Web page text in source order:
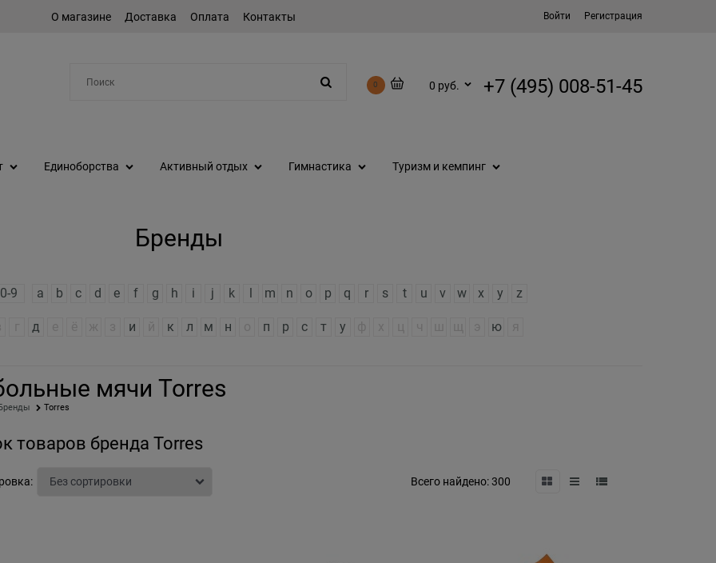
О магазине Доставка Оплата Контакты Войти Регистрация
0 0 руб. +7 (495) 008-51-45
Единоборства Активный отдых Гимнастика Туризм и кемпинг
Бренды
0-9 a b c d e f g h i j k m n o p q r s t u v w x y z
д и к л м н п р с т у ю
мячи Torres
Torres
товаров бренда Torres
Всего найдено:300